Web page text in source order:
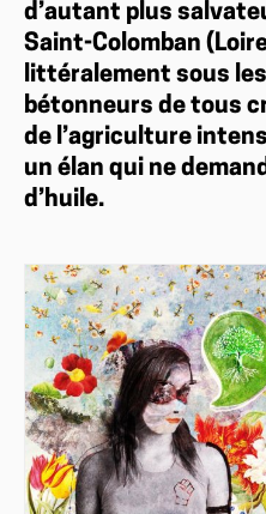
d’autant plus
Saint-Colomban
littéralement sous
bétonneurs de tous
de l’agriculture
un élan qui ne
d’huile.